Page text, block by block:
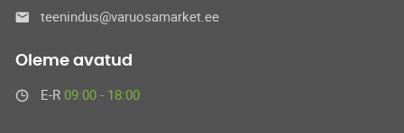
teenindus@varuosamarket.ee
Oleme avatud
E-R 09:00 - 18:00